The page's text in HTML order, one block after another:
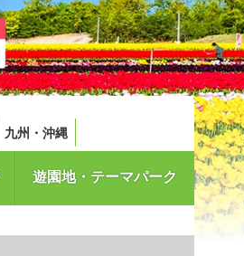
九州・沖縄
遊園地・テーマパーク